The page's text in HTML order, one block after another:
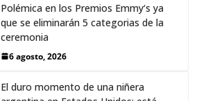
Polémica en los Premios Emmy‘s ya
que se eliminarán 5 categorias de la
ceremonia
6 agosto, 2026
El duro momento de una niñera